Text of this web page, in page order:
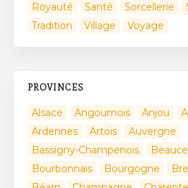
Royauté
Santé Sorcellerie
Tradition
Village Voyage
PROVINCES
Alsace Angoumois Anjou
Ardennes
Artois
Auvergne
Bassigny-Champenois
Beauce
Bourbonnais
Bourgogne